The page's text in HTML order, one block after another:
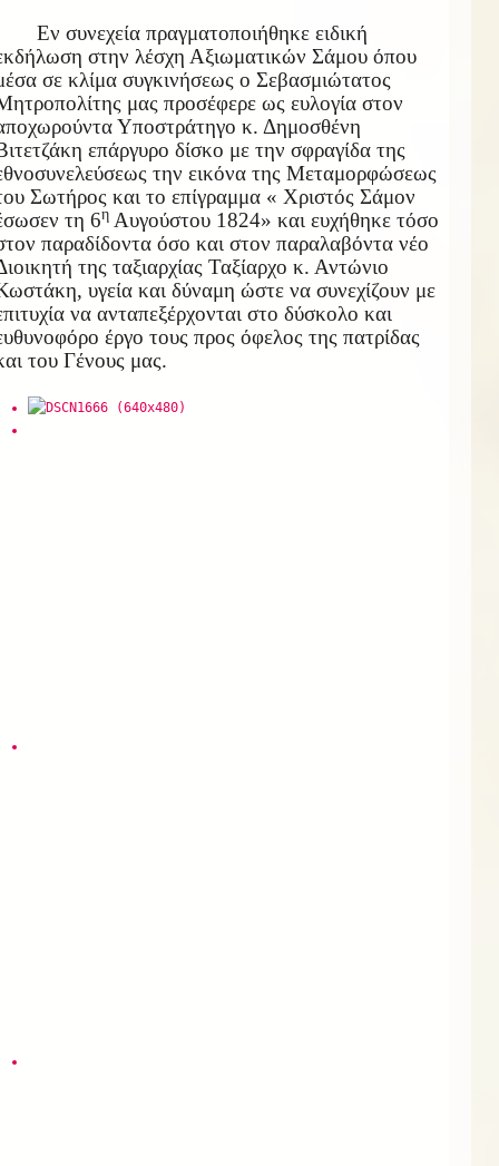
Εν συνεχεία πραγματοποιήθηκε ειδική
στην λέσχη Αξιωματικών Σάμου όπου
σε κλίμα συγκινήσεως ο Σεβασμιώτατος
μας προσέφερε ως ευλογία στον
Υποστράτηγο κ. Δημοσθένη
επάργυρο δίσκο με την σφραγίδα της
την εικόνα της Μεταμορφώσεως
Σωτήρος και το επίγραμμα « Χριστός Σάμον
τη 6η Αυγούστου 1824» και ευχήθηκε τόσο
παραδίδοντα όσο και στον παραλαβόντα νέο
της ταξιαρχίας Ταξίαρχο κ. Αντώνιο
υγεία και δύναμη ώστε να συνεχίζουν με
να ανταπεξέρχονται στο δύσκολο και
έργο τους προς όφελος της πατρίδας
του Γένους μας.